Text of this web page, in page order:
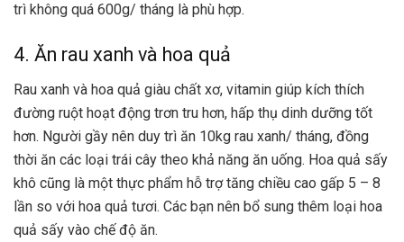
trì không quá 600g/ tháng là phù hợp.
4. Ăn rau xanh và hoa quả
Rau xanh và hoa quả giàu chất xơ, vitamin giúp kích thích
đường ruột hoạt động trơn tru hơn, hấp thụ dinh dưỡng tốt
hơn. Người gầy nên duy trì ăn 10kg rau xanh/ tháng, đồng
thời ăn các loại trái cây theo khả năng ăn uống. Hoa quả sấy
khô cũng là một thực phẩm hỗ trợ tăng chiều cao gấp 5 – 8
lần so với hoa quả tươi. Các bạn nên bổ sung thêm loại hoa
quả sấy vào chế độ ăn.